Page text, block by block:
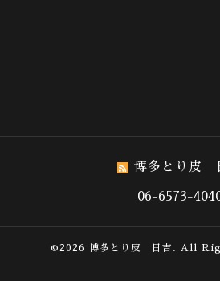
博多とり皮
06-6573-
©2026 博多とり皮 日吉 . All